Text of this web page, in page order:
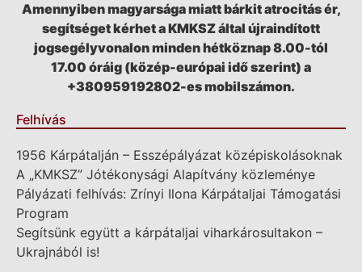
Amennyiben magyarsága miatt bárkit atrocitás ér,
segítséget kérhet a KMKSZ által újraindított
jogsegélyvonalon minden hétköznap 8.00-tól
17.00 óráig (közép-európai idő szerint) a
+380959192802-es mobilszámon.
Felhívás
1956 Kárpátalján – Esszépályázat középiskolásoknak
A „KMKSZ” Jótékonysági Alapítvány közleménye
Pályázati felhívás: Zrínyi Ilona Kárpátaljai Támogatási
Program
Segítsünk együtt a kárpátaljai viharkárosultakon –
Ukrajnából is!